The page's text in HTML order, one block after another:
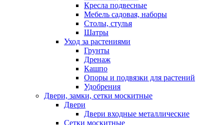
Кресла подвесные
Мебель садовая, наборы
Столы, стулья
Шатры
Уход за растениями
Грунты
Дренаж
Кашпо
Опоры и подвязки для растений
Удобрения
Двери, замки, сетки москитные
Двери
Двери входные металлические
Сетки москитные